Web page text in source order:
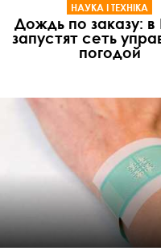
НАУКА І ТЕХНІКА
Дождь по заказу: в
запустят сеть
погодой